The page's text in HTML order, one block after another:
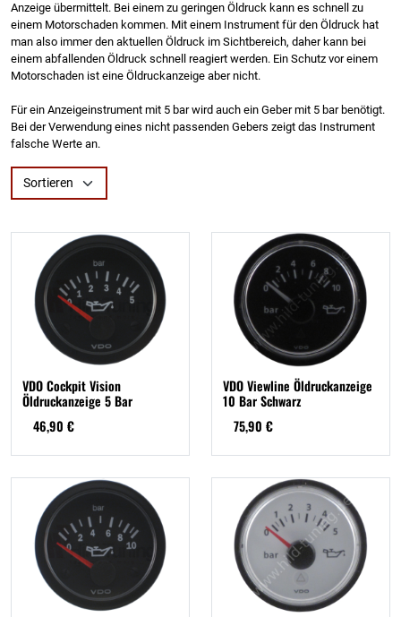
Anzeige übermittelt. Bei einem zu geringen Öldruck kann es schnell zu
einem Motorschaden kommen. Mit einem Instrument für den Öldruck hat
man also immer den aktuellen Öldruck im Sichtbereich, daher kann bei
einem abfallenden Öldruck schnell reagiert werden. Ein Schutz vor einem
Motorschaden ist eine Öldruckanzeige aber nicht.
Für ein Anzeigeinstrument mit 5 bar wird auch ein Geber mit 5 bar benötigt.
Bei der Verwendung eines nicht passenden Gebers zeigt das Instrument
falsche Werte an.
Sortieren
VDO Cockpit Vision
Öldruckanzeige 5 Bar
46,90 €
VDO Viewline Öldruckanzeige
10 Bar Schwarz
75,90 €